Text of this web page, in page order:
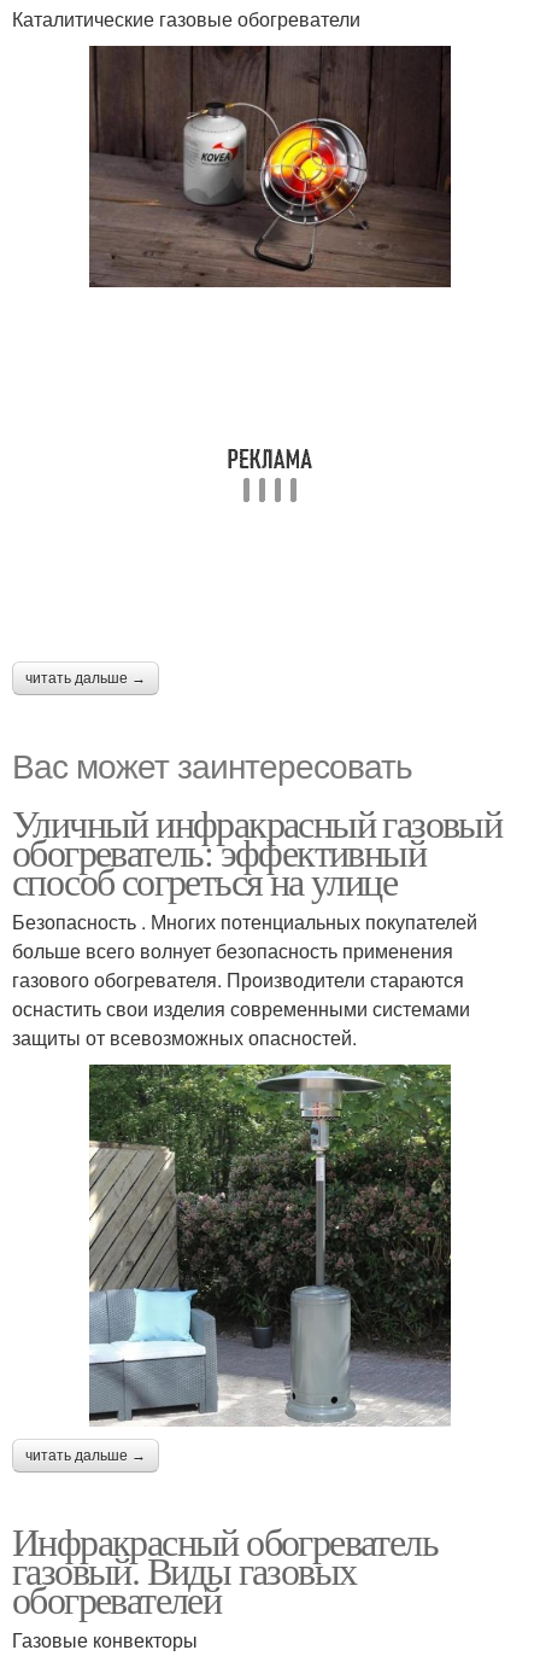
Каталитические газовые обогреватели
читать дальше →
Вас может заинтересовать
Уличный инфракрасный газовый
обогреватель: эффективный
способ согреться на улице
Безопасность . Многих потенциальных покупателей
больше всего волнует безопасность применения
газового обогревателя. Производители стараются
оснастить свои изделия современными системами
защиты от всевозможных опасностей.
читать дальше →
Инфракрасный обогреватель
газовый. Виды газовых
обогревателей
Газовые конвекторы